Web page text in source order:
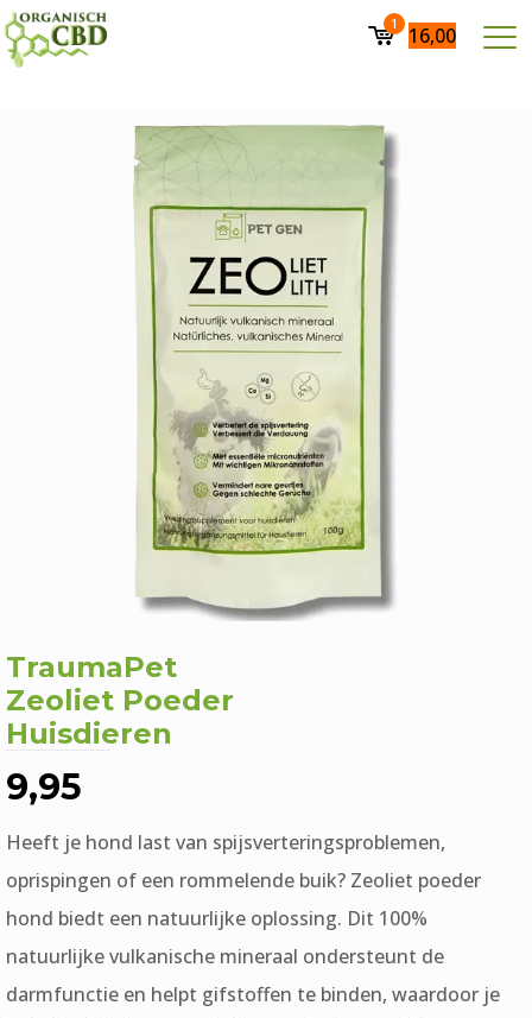
1 16,00
TraumaPet
Zeoliet Poeder
Huisdieren
9,95
Heeft je hond last van spijsverteringsproblemen,
oprispingen of een rommelende buik? Zeoliet poeder
hond biedt een natuurlijke oplossing. Dit 100%
natuurlijke vulkanische mineraal ondersteunt de
darmfunctie en helpt gifstoffen te binden, waardoor je